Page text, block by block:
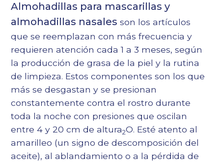
Almohadillas para mascarillas y
almohadillas nasales son los artículos
que se reemplazan con más frecuencia y
requieren atención cada 1 a 3 meses, según
la producción de grasa de la piel y la rutina
de limpieza. Estos componentes son los que
más se desgastan y se presionan
constantemente contra el rostro durante
toda la noche con presiones que oscilan
entre 4 y 20 cm de altura2O. Esté atento al
amarilleo (un signo de descomposición del
aceite), al ablandamiento o a la pérdida de